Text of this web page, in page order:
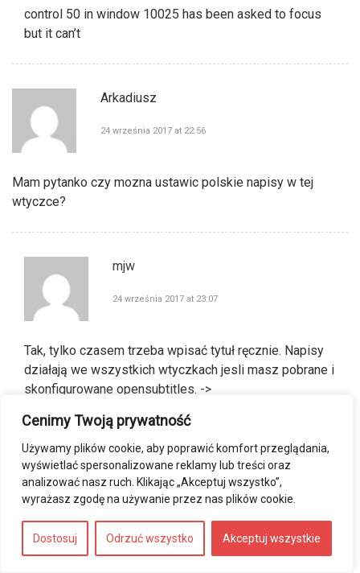
Cenimy Twoją prywatność
Używamy plików cookie, aby poprawić komfort przeglądania,
wyświetlać spersonalizowane reklamy lub treści oraz
analizować nasz ruch. Klikając „Akceptuj wszystko”,
wyrażasz zgodę na używanie przez nas plików cookie.
Dostosuj Odrzuć wszystko Akceptuj wszystkie
control 50 in window 10025 has been asked to focus
but it can’t
Arkadiusz
24 września 2017 at 22:56
Mam pytanko czy mozna ustawic polskie napisy w tej
wtyczce?
mjw
24 września 2017 at 23:07
Tak, tylko czasem trzeba wpisać tytuł ręcznie. Napisy
działają we wszystkich wtyczkach jesli masz pobrane i
skonfigurowane opensubtitles. ->
open-subtitles-na-kodi-17-poradnik-polskie-napisy/
Przemko
29 listopada 2017 at 09:34